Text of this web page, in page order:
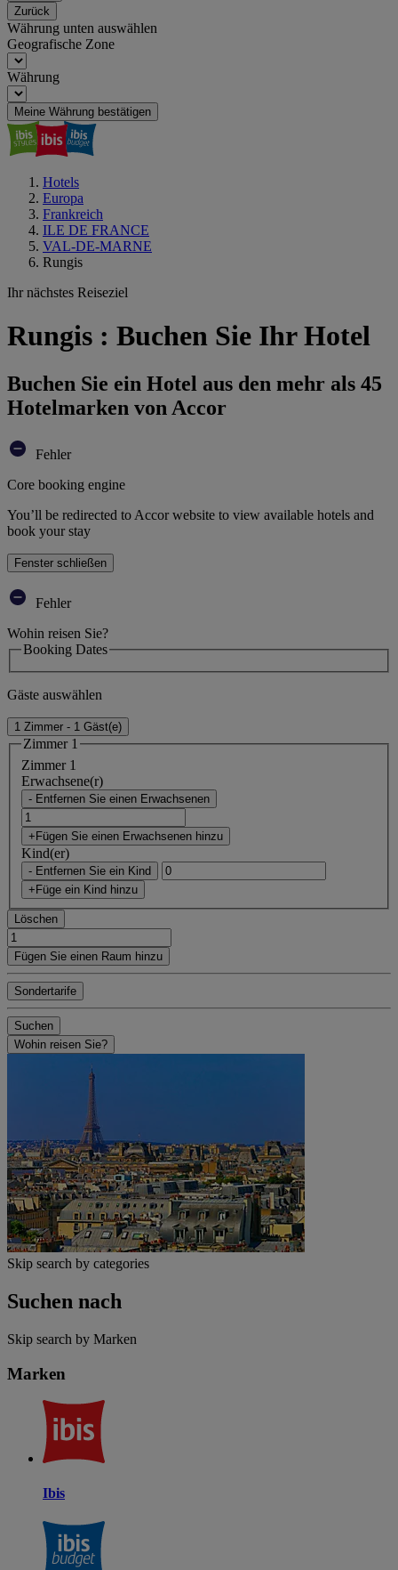
Zurück
Währung unten auswählen
Geografische Zone
Währung
Meine Währung bestätigen
Hotels
Europa
Frankreich
ILE DE FRANCE
VAL-DE-MARNE
Rungis
Ihr nächstes Reiseziel
Rungis : Buchen Sie Ihr Hotel
Buchen Sie ein Hotel aus den mehr als 45
Hotelmarken von Accor
Fehler
Core booking engine
You’ll be redirected to Accor website to view available hotels and
book your stay
Fenster schließen
Fehler
Wohin reisen Sie?
Booking Dates
Gäste auswählen
1 Zimmer - 1 Gäst(e)
Zimmer 1
Zimmer 1
Erwachsene(r)
- Entfernen Sie einen Erwachsenen
+Fügen Sie einen Erwachsenen hinzu
Kind(er)
- Entfernen Sie ein Kind
+Füge ein Kind hinzu
Löschen
Fügen Sie einen Raum hinzu
Sondertarife
Suchen
Wohin reisen Sie?
Skip search by categories
Suchen nach
Skip search by Marken
Marken
Ibis